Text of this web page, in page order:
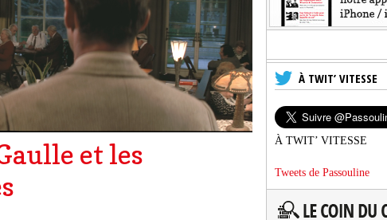
et les
À TWIT’ VITESSE
À TWIT’ VITESSE
Tweets de Passouline